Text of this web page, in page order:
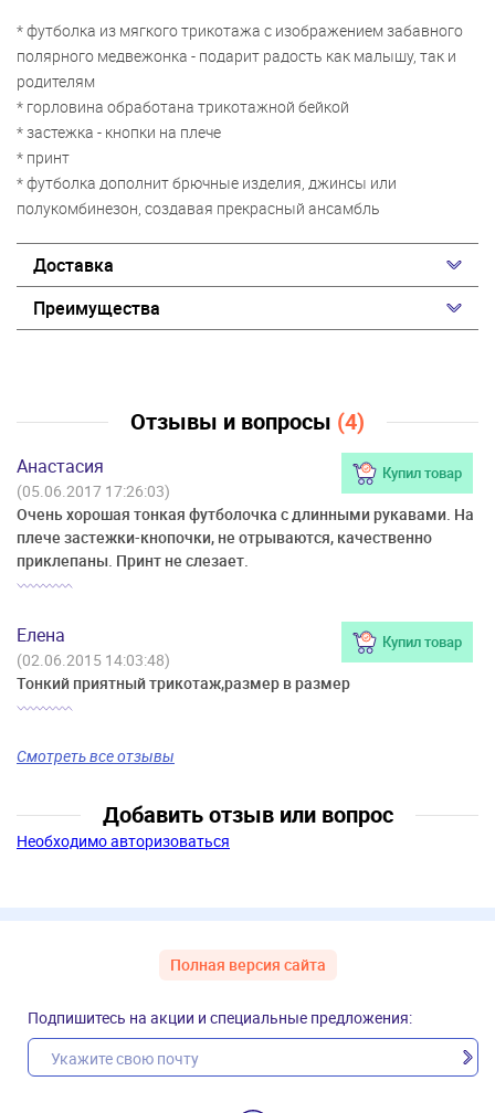
* футболка из мягкого трикотажа с изображением забавного
полярного медвежонка - подарит радость как малышу, так и
родителям
* горловина обработана трикотажной бейкой
* застежка - кнопки на плече
* принт
* футболка дополнит брючные изделия, джинсы или
полукомбинезон, создавая прекрасный ансамбль
Доставка
Преимущества
Отзывы и вопросы (4)
Анастасия Купил товар
(05.06.2017 17:26:03)
Очень хорошая тонкая футболочка с длинными рукавами. На
плече застежки-кнопочки, не отрываются, качественно
приклепаны. Принт не слезает.
Елена Купил товар
(02.06.2015 14:03:48)
Тонкий приятный трикотаж,размер в размер
Смотреть все отзывы
Добавить отзыв или вопрос
Необходимо авторизоваться
Полная версия сайта
Подпишитесь на акции и специальные предложения: